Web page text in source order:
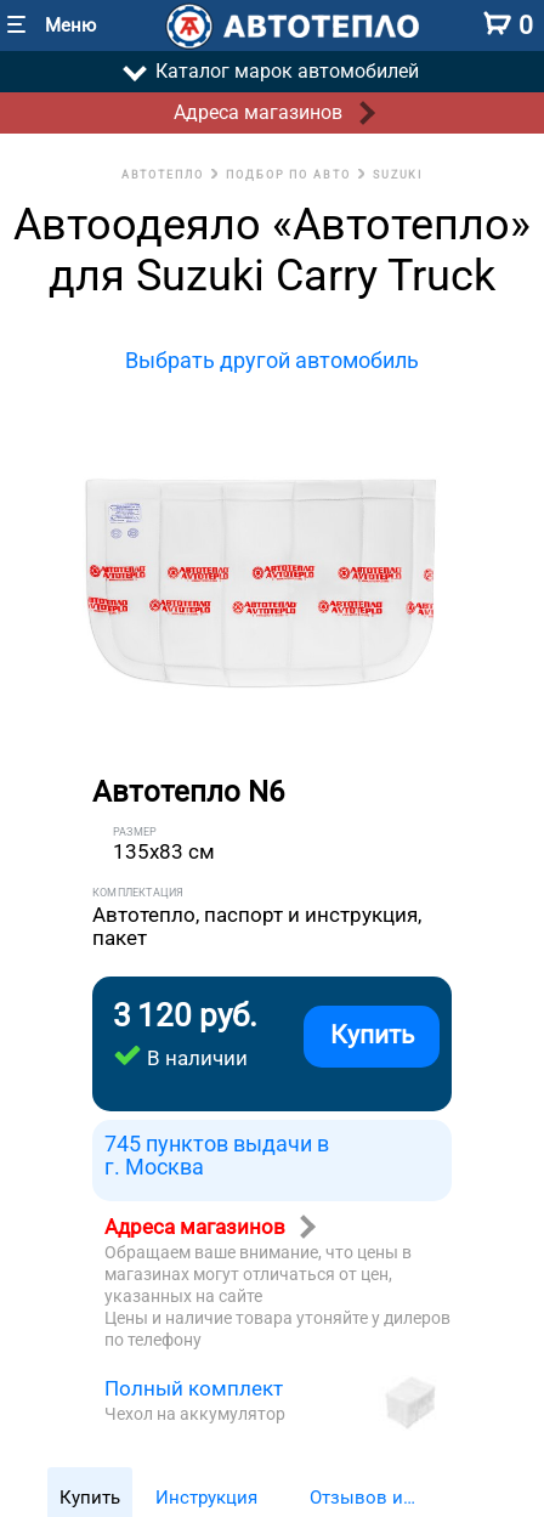
Меню 0
Каталог марок автомобилей
Адреса магазинов
АВТОТЕПЛО ПОДБОР ПО АВТО SUZUKI
Автоодеяло «Автотепло»
для Suzuki Carry Truck
Выбрать другой автомобиль
Автотепло N6
РАЗМЕР
135x83 см
КОМПЛЕКТАЦИЯ
Автотепло, паспорт и инструкция,
пакет
3 120 руб.
В наличии
Купить
745 пунктов выдачи в
г. Москва
Адреса магазинов
Обращаем ваше внимание, что цены в
магазинах могут отличаться от цен,
указанных на сайте
Цены и наличие товара утоняйте у дилеров
по телефону
Полный комплект
Чехол на аккумулятор
Купить Инструкция
Отзывов и